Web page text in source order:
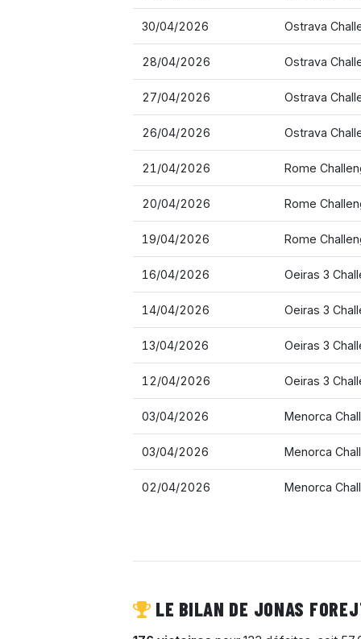
30/04/2026 Ostrava
28/04/2026 Ostrava
27/04/2026 Ostrava
26/04/2026 Ostrava
21/04/2026 Rome
20/04/2026 Rome
19/04/2026 Rome
16/04/2026 Oeiras 3
14/04/2026 Oeiras 3
13/04/2026 Oeiras 3
12/04/2026 Oeiras 3
03/04/2026 Menorca
03/04/2026 Menorca
02/04/2026 Menorca
LE BILAN DE JONAS